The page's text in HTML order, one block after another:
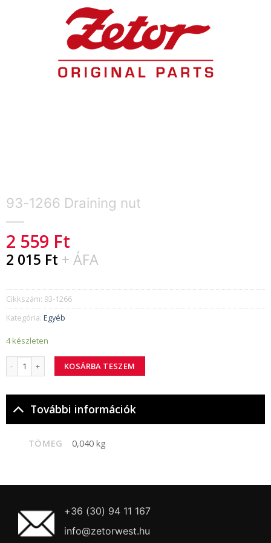
93-1266 Draining nut
2 559 Ft
2 015 Ft + ÁFA
Cikkszám: 93-1266
Kategória: Egyéb
4 készleten
93-1266 Draining nut mennyiség
KOSÁRBA TESZEM
További információk
TÖMEG 0,040 kg
+36 (30) 94 11 167
info@zetorwest.hu